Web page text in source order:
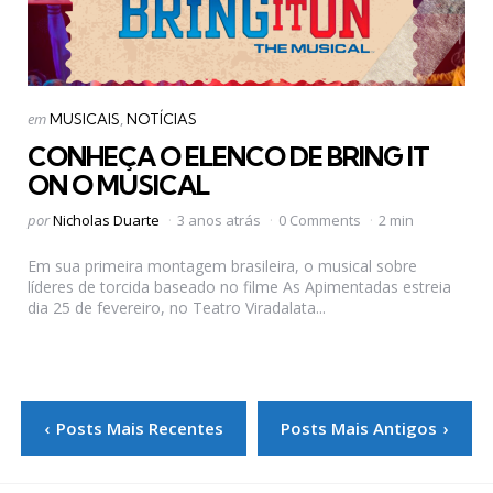
Categorias
Postado
emMUSICAIS NOTÍCIAS
CONHEÇA O ELENCO DE BRING IT
ON O MUSICAL
Postado
porNicholas Duarte 3 anos atrás 0 Comments 2 min
Em sua primeira montagem brasileira, o musical sobre
líderes de torcida baseado no filme As Apimentadas estreia
dia 25 de fevereiro, no Teatro Viradalata...
Paginação
de
Posts Mais Recentes Posts Mais Antigos